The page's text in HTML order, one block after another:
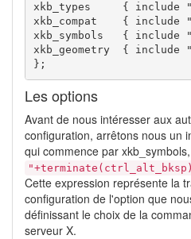
xkb_types     { include
xkb_compat    { include
xkb_symbols   { include
xkb_geometry  { include
};
Les options
Avant de nous intéresser aux
configuration, arrêtons nous un
qui commence par
Cette expression représente la
configuration de l'option que
définissant le choix de la
serveur X.